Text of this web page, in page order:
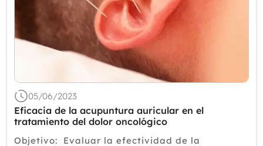
05/06/2023
Eficacia de la acupuntura auricular en el
tratamiento del dolor oncológico
Objetivo: Evaluar la efectividad de la